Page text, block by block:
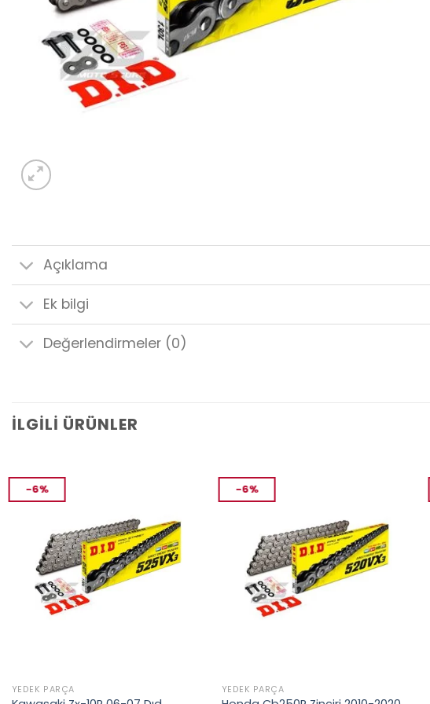
Açıklama
Ek bilgi
Değerlendirmeler (0)
İLGILI ÜRÜNLER
-6%
YEDEK PARÇA
-6%
YEDEK PARÇA